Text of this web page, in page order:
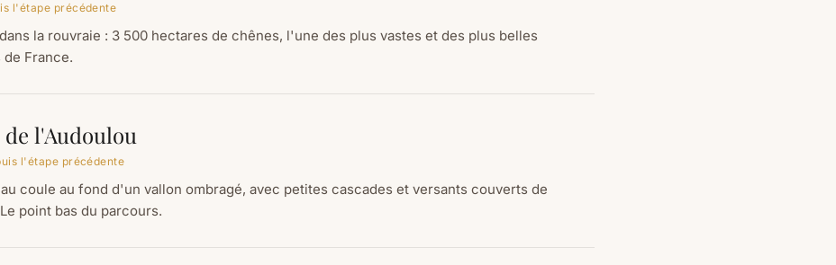
l'étape précédente
la rouvraie : 3 500 hectares de chênes, l'une des plus vastes et des plus belles
France.
de l'Audoulou
l'étape précédente
coule au fond d'un vallon ombragé, avec petites cascades et versants couverts de
point bas du parcours.